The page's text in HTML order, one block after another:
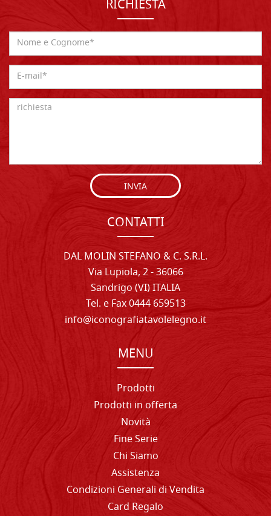
RICHIESTA
INVIA
CONTATTI
DAL MOLIN STEFANO & C. S.R.L.
Via Lupiola, 2 - 36066
Sandrigo (VI) ITALIA
Tel. e Fax 0444 659513
info@iconografiatavolelegno.it
MENU
Prodotti
Prodotti in offerta
Novità
Fine Serie
Chi Siamo
Assistenza
Condizioni Generali di Vendita
Card Regalo